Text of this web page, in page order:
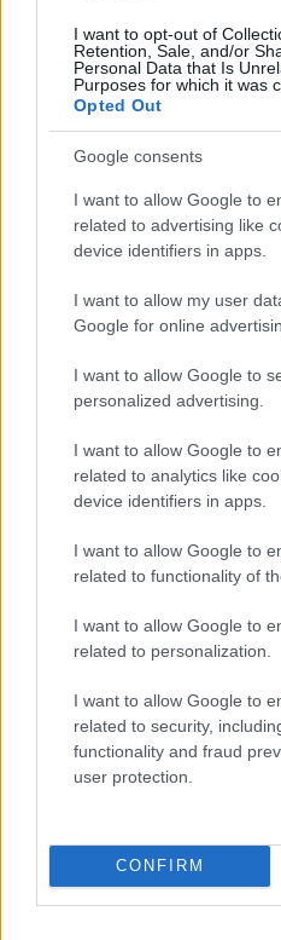
I want to opt-out of
Retention, Sale, and/or
Personal Data that Is
Purposes for which it was
Opted Out
Google consents
I want to allow Google to
related to advertising like
device identifiers in apps.
I want to allow my user
Google for online
I want to allow Google to
personalized advertising.
I want to allow Google to
related to analytics like
device identifiers in apps.
I want to allow Google to
related to functionality of
I want to allow Google to
related to personalization.
I want to allow Google to
related to security,
functionality and fraud
user protection.
CONFIRM
Addig posztolgatták
spoilereket, hogy a hírhedt
| 2026.02.22 16:02
Hideki Kamiya sosem volt
kommunikációjában, de mióta
Már ki is szivárgott a